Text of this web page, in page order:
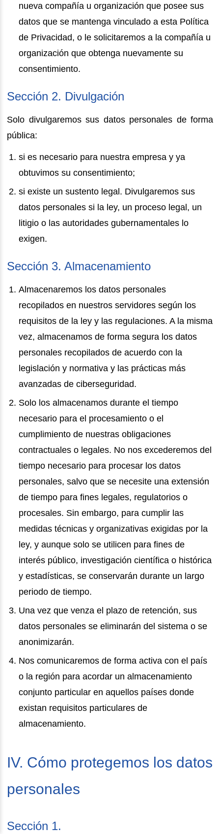
nueva compañía u organización que posee sus
datos que se mantenga vinculado a esta Política
de Privacidad, o le solicitaremos a la compañía u
organización que obtenga nuevamente su
consentimiento.
Sección 2. Divulgación
Solo divulgaremos sus datos personales de forma
pública:
si es necesario para nuestra empresa y ya
obtuvimos su consentimiento;
si existe un sustento legal. Divulgaremos sus
datos personales si la ley, un proceso legal, un
litigio o las autoridades gubernamentales lo
exigen.
Sección 3. Almacenamiento
Almacenaremos los datos personales
recopilados en nuestros servidores según los
requisitos de la ley y las regulaciones. A la misma
vez, almacenamos de forma segura los datos
personales recopilados de acuerdo con la
legislación y normativa y las prácticas más
avanzadas de ciberseguridad.
Solo los almacenamos durante el tiempo
necesario para el procesamiento o el
cumplimiento de nuestras obligaciones
contractuales o legales. No nos excederemos del
tiempo necesario para procesar los datos
personales, salvo que se necesite una extensión
de tiempo para fines legales, regulatorios o
procesales. Sin embargo, para cumplir las
medidas técnicas y organizativas exigidas por la
ley, y aunque solo se utilicen para fines de
interés público, investigación científica o histórica
y estadísticas, se conservarán durante un largo
periodo de tiempo.
Una vez que venza el plazo de retención, sus
datos personales se eliminarán del sistema o se
anonimizarán.
Nos comunicaremos de forma activa con el país
o la región para acordar un almacenamiento
conjunto particular en aquellos países donde
existan requisitos particulares de
almacenamiento.
IV. Cómo protegemos los datos
personales
Sección 1.